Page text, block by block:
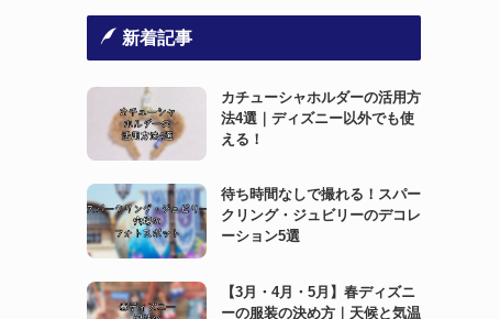
新着記事
カチューシャホルダーの活用方
法4選｜ディズニー以外でも使
える！
待ち時間なしで撮れる！スパー
クリング・ジュビリーのデコレ
ーション5選
【3月・4月・5月】春ディズニ
ーの服装の決め方｜天候と気温